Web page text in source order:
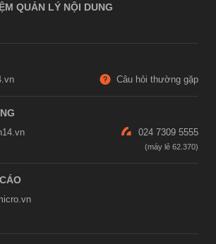
QUẢN LÝ NỘI DUNG
Câu hỏi thường gặp
024 7309 5555